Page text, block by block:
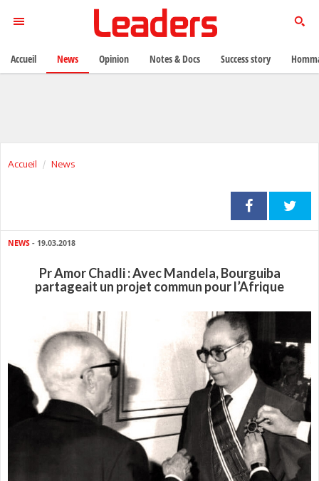
Accueil News
NEWS - 19.03.2018
Pr Amor Chadli : Avec Mandela, Bourguiba
partageait un projet commun pour l’Afrique
Accueil News Opinion Notes & Docs Success story